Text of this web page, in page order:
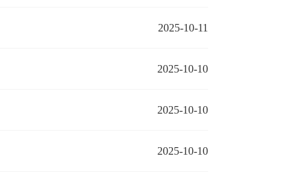
2025-10-11
2025-10-10
2025-10-10
2025-10-10